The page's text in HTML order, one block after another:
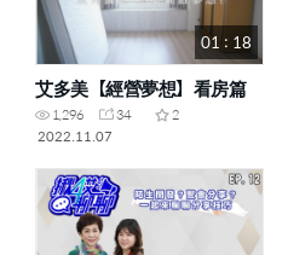
01 : 18
艾多美【經營夢想】看房篇
1,296 34
2
2022.11.07